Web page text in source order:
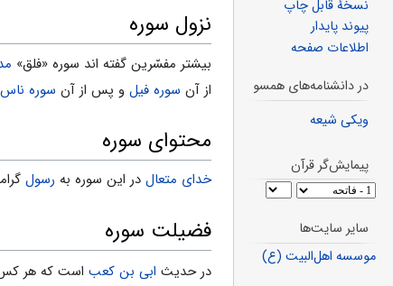
نزول سوره
بیشتر مفسّرین گفته‌ اند سوره «فلق»
از آن سوره فیل و پس از آن سوره ناس
محتوای سوره
خدای متعال در این سوره به رسول
فضیلت سوره
در حدیث ابى بن کعب است که هر
نسخهٔ قابل چاپ
پیوند پایدار
اطلاعات صفحه
در دانشنامه‌های همسو
ویکی شیعه
پیمایش‌گر قرآن
سایر سایت‌ها
موسسه اهل‌البیت (ع)